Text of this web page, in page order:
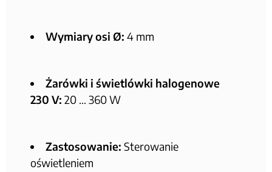
Wymiary osi Ø: 4 mm
Żarówki i świetlówki halogenowe
230 V: 20 … 360 W
Zastosowanie: Sterowanie
oświetleniem